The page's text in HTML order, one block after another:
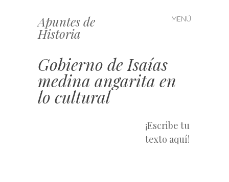
Apuntes de
Historia
MENÚ
Saltar
al
Gobierno de Isaías
medina angarita en
lo cultural
¡Escribe tu
texto aquí!